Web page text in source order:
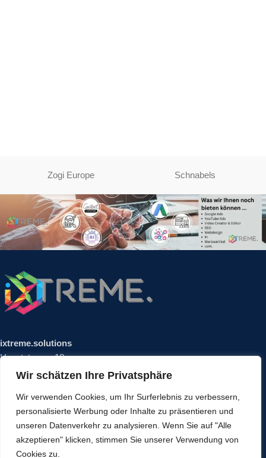
Wir schätzen Ihre Privatsphäre
Wir verwenden Cookies, um Ihr Surferlebnis zu verbessern,
personalisierte Werbung oder Inhalte zu präsentieren und
unseren Datenverkehr zu analysieren. Wenn Sie auf "Alle
akzeptieren" klicken, stimmen Sie unserer Verwendung von
Cookies zu.
Zogi Europe Schnabels
ixtreme.solutions
Hauptstrasse 18
86931 Prittriching
Mail: ixtreme.online@gmail.com
Our Social Links: